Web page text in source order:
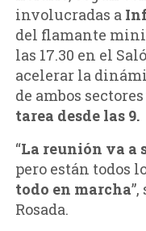
involucradas a
del flamante
las 17.30 en el
acelerar la
de ambos
tarea desde las 9.
“La reunión va a
pero están todos
todo en marcha
Rosada.